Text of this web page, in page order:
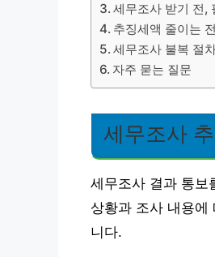
세무조사 받기 전,
추징세액 줄이는
세무조사 불복 절
자주 묻는 질문
세무조사
세무조사 결과 통보
상황과 조사 내용에
니다.